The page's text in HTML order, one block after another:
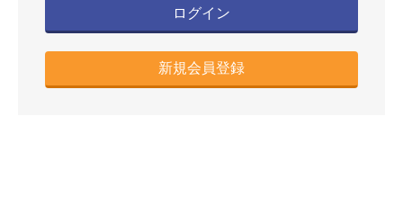
ログイン
新規会員登録